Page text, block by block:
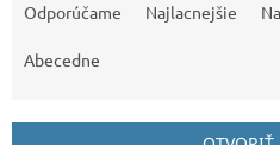
Odporúčame Najlacnejšie
Abecedne